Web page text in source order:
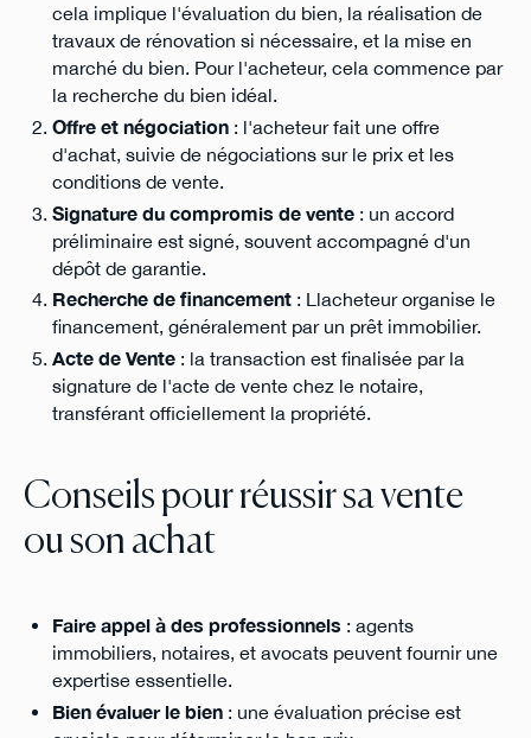
cela implique l'évaluation du bien, la réalisation de
travaux de rénovation si nécessaire, et la mise en
marché du bien. Pour l'acheteur, cela commence par
la recherche du bien idéal.
Offre et négociation: l'acheteur fait une offre
d'achat, suivie de négociations sur le prix et les
conditions de vente.
Signature du compromis de vente: un accord
préliminaire est signé, souvent accompagné d'un
dépôt de garantie.
Recherche de financement: Llacheteur organise le
financement, généralement par un prêt immobilier.
Acte de Vente: la transaction est finalisée par la
signature de l'acte de vente chez le notaire,
transférant officiellement la propriété.
Conseils pour réussir sa vente
ou son achat
Faire appel à des professionnels : agents
immobiliers, notaires, et avocats peuvent fournir une
expertise essentielle.
Bien évaluer le bien: une évaluation précise est